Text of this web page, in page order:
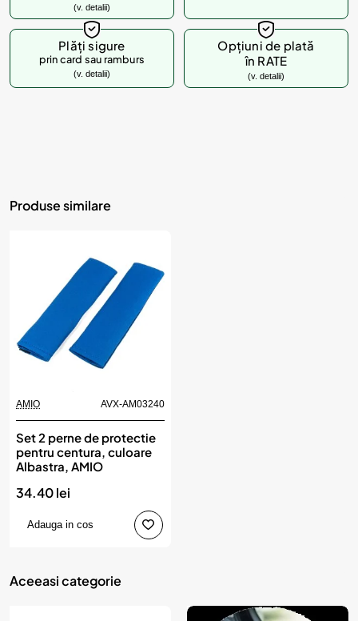
(v. detalii)
Plăți sigure
prin card sau ramburs
(v. detalii)
Opțiuni de plată
în RATE
(v. detalii)
Produse similare
AMIO AVX-AM03240
Set 2 perne de protectie
pentru centura, culoare
Albastra, AMIO
34.40 lei
Adauga in cos
Aceeasi categorie